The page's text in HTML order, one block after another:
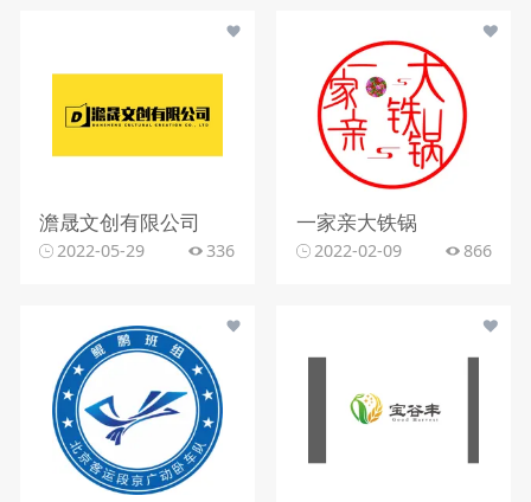
澹晟文创有限公司
2022-05-29 336
一家亲大铁锅
2022-02-09 866